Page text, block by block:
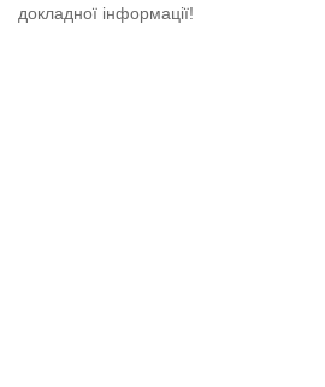
докладної інформації!